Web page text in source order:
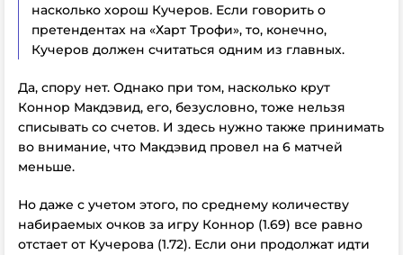
насколько хорош Кучеров. Если говорить о
претендентах на «Харт Трофи», то, конечно,
Кучеров должен считаться одним из главных.
Да, спору нет. Однако при том, насколько крут
Коннор Макдэвид, его, безусловно, тоже нельзя
списывать со счетов. И здесь нужно также принимать
во внимание, что Макдэвид провел на 6 матчей
меньше.
Но даже с учетом этого, по среднему количеству
набираемых очков за игру Коннор (1.69) все равно
отстает от Кучерова (1.72). Если они продолжат идти